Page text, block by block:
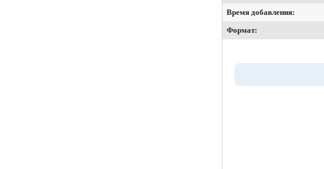
Время добавления:
Формат: